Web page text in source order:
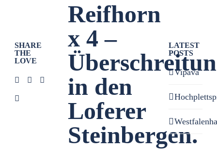
Reifhorn
x 4 –
in den
Loferer
Steinbergen.
SHARE
THE
LOVE
LATEST
POSTS
Vipava